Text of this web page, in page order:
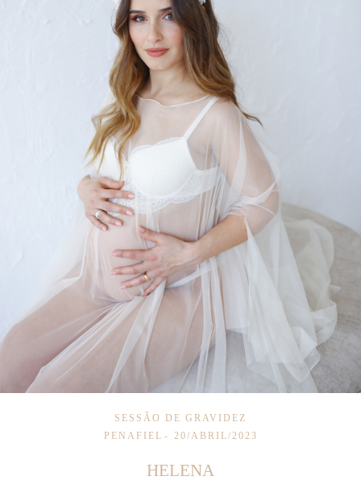
SESSÃO DE GRAVIDEZ
PENAFIEL
20/ABRIL/2023
HELENA